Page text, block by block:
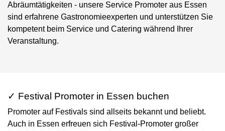
Abräumtätigkeiten - unsere Service Promoter aus Essen
sind erfahrene Gastronomieexperten und unterstützen Sie
kompetent beim Service und Catering während Ihrer
Veranstaltung.
✓ Festival Promoter in Essen buchen
Promoter auf Festivals sind allseits bekannt und beliebt.
Auch in Essen erfreuen sich Festival-Promoter großer